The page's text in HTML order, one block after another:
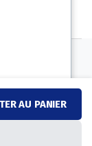
AU PANIER